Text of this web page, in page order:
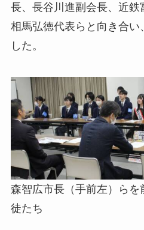
長、長谷川進副会長、近
相馬弘徳代表らと向き合
した。
森智広市長（手前左）らを
徒たち